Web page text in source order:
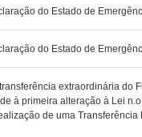
do Estado de
do Estado de
extraordinária do
à primeira alteração à Lei
de uma Transferência